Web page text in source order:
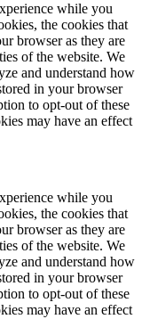
while you
the cookies that
browser as they are
of the website. We
and understand how
in your browser
to opt-out of these
may have an effect
while you
the cookies that
browser as they are
of the website. We
and understand how
in your browser
to opt-out of these
may have an effect